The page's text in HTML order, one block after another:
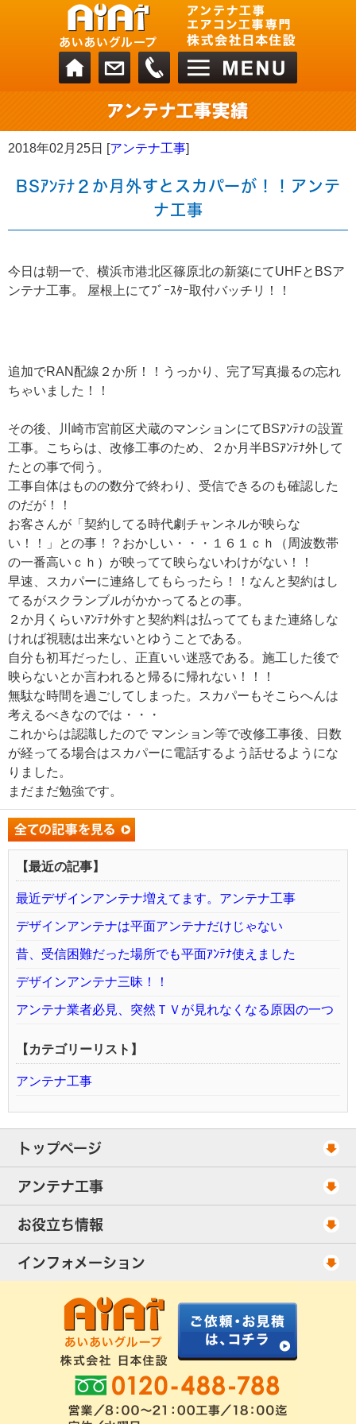
2018年02月25日 [アンテナ工事]
BSｱﾝﾃﾅ２か月外すとスカパーが！！アンテ
ナ工事
今日は朝一で、横浜市港北区篠原北の新築にてUHFとBSア
ンテナ工事。 屋根上にてﾌﾞｰｽﾀｰ取付バッチリ！！
追加でRAN配線２か所！！うっかり、完了写真撮るの忘れ
ちゃいました！！
その後、川崎市宮前区犬蔵のマンションにてBSｱﾝﾃﾅの設置
工事。こちらは、改修工事のため、２か月半BSｱﾝﾃﾅ外して
たとの事で伺う。
工事自体はものの数分で終わり、受信できるのも確認した
のだが！！
お客さんが「契約してる時代劇チャンネルが映らな
い！！」との事！？おかしい・・・１６１ｃｈ（周波数帯
の一番高いｃｈ）が映ってて映らないわけがない！！
早速、スカパーに連絡してもらったら！！なんと契約はし
てるがスクランブルがかかってるとの事。
２か月くらいｱﾝﾃﾅ外すと契約料は払っててもまた連絡しな
ければ視聴は出来ないとゆうことである。
自分も初耳だったし、正直いい迷惑である。施工した後で
映らないとか言われると帰るに帰れない！！！
無駄な時間を過ごしてしまった。スカパーもそこらへんは
考えるべきなのでは・・・
これからは認識したので マンション等で改修工事後、日数
が経ってる場合はスカパーに電話するよう話せるようにな
りました。
まだまだ勉強です。
【最近の記事】
最近デザインアンテナ増えてます。アンテナ工事
デザインアンテナは平面アンテナだけじゃない
昔、受信困難だった場所でも平面ｱﾝﾃﾅ使えました
デザインアンテナ三昧！！
アンテナ業者必見、突然ＴＶが見れなくなる原因の一つ
【カテゴリーリスト】
アンテナ工事
トップページ
工事スケジュール
当社が選ばれる理由
出張エリア
アンテナ工事
アンテナ工事・料金
UHFアンテナ工事・料金
配線ケーブル追加工事・料金
アンテナ工事社長のブログ
アンテナ工事スケジュール
お役立ち情報
ご相談事例
アンテナの種類
工事について
良くあるアンテナ修理
インフォメーション
お客様の声
工事依頼・お見積りフォーム